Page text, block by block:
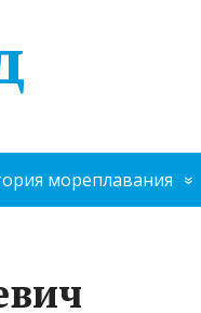
мореплавания